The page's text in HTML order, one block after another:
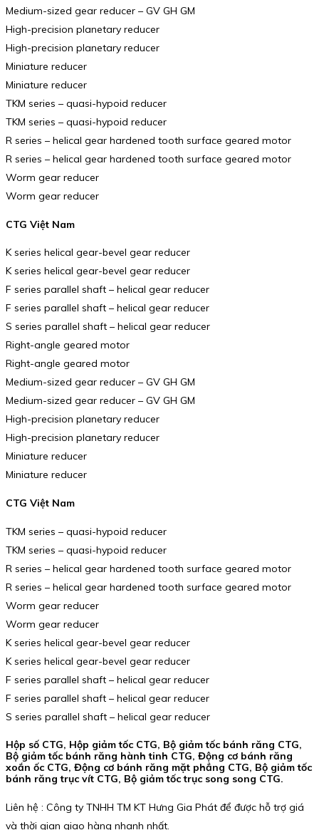
Medium-sized gear reducer – GV GH GM
High-precision planetary reducer
High-precision planetary reducer
Miniature reducer
Miniature reducer
TKM series – quasi-hypoid reducer
TKM series – quasi-hypoid reducer
R series – helical gear hardened tooth surface geared motor
R series – helical gear hardened tooth surface geared motor
Worm gear reducer
Worm gear reducer
CTG Việt Nam
K series helical gear-bevel gear reducer
K series helical gear-bevel gear reducer
F series parallel shaft – helical gear reducer
F series parallel shaft – helical gear reducer
S series parallel shaft – helical gear reducer
Right-angle geared motor
Right-angle geared motor
Medium-sized gear reducer – GV GH GM
Medium-sized gear reducer – GV GH GM
High-precision planetary reducer
High-precision planetary reducer
Miniature reducer
Miniature reducer
CTG Việt Nam
TKM series – quasi-hypoid reducer
TKM series – quasi-hypoid reducer
R series – helical gear hardened tooth surface geared motor
R series – helical gear hardened tooth surface geared motor
Worm gear reducer
Worm gear reducer
K series helical gear-bevel gear reducer
K series helical gear-bevel gear reducer
F series parallel shaft – helical gear reducer
F series parallel shaft – helical gear reducer
S series parallel shaft – helical gear reducer
Hộp số CTG, Hộp giảm tốc CTG, Bộ giảm tốc bánh răng CTG,
Bộ giảm tốc bánh răng hành tinh CTG, Động cơ bánh răng
xoắn ốc CTG, Động cơ bánh răng mặt phẳng CTG, Bộ giảm tốc
bánh răng trục vít CTG, Bộ giảm tốc trục song song CTG.
Liên hệ : Công ty TNHH TM KT Hưng Gia Phát để được hỗ trợ giá
và thời gian giao hàng nhanh nhất.